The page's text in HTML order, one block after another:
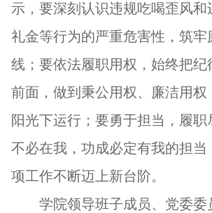
示，要深刻认识违规吃喝歪风和
礼金等行为的严重危害性，筑牢
线；要依法履职用权，始终把纪
前面，做到秉公用权、廉洁用权
阳光下运行；要勇于担当，履职
不必在我，功成必定有我的担当
项工作不断迈上新台阶。
学院领导班子成员、党委委